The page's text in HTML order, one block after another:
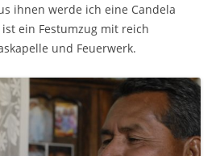
ihnen werde ich eine Candela
ein Festumzug mit reich
und Feuerwerk.